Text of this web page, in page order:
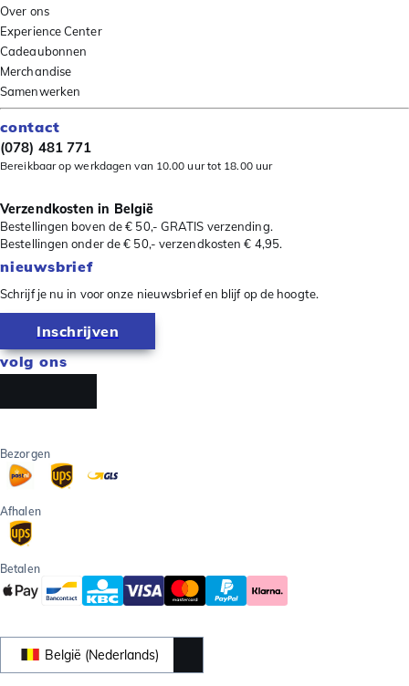
Over ons
Experience Center
Cadeaubonnen
Merchandise
Samenwerken
contact
(078) 481 771
Bereikbaar op werkdagen van 10.00 uur tot 18.00 uur
Verzendkosten in België
Bestellingen boven de € 50,- GRATIS verzending.
Bestellingen onder de € 50,- verzendkosten € 4,95.
nieuwsbrief
Schrijf je nu in voor onze nieuwsbrief en blijf op de hoogte.
Inschrijven
volg ons
Bezorgen
Afhalen
Betalen
België (Nederlands)